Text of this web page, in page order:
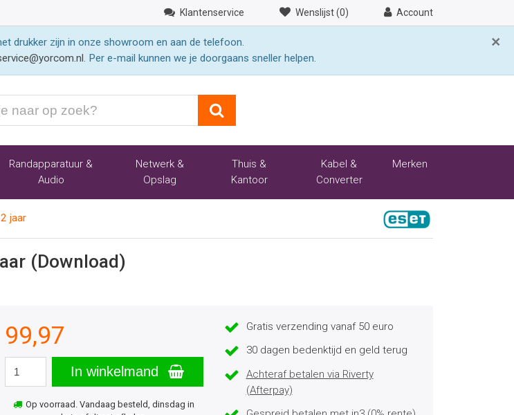
Klantenservice Wenslijst (0) Account
×
drukker zijn in onze showroom en aan de telefoon.
. Per e-mail kunnen we je doorgaans sneller helpen.
Randapparatuur &
Audio
Netwerk &
Opslag
Thuis &
Kantoor
Kabel &
Converter
Merken
jaar
(Download)
99,97
In winkelmand
Op voorraad. Vandaag besteld, dinsdag in
Gratis verzending vanaf 50 euro
30 dagen bedenktijd en geld terug
Achteraf betalen via Riverty
(Afterpay)